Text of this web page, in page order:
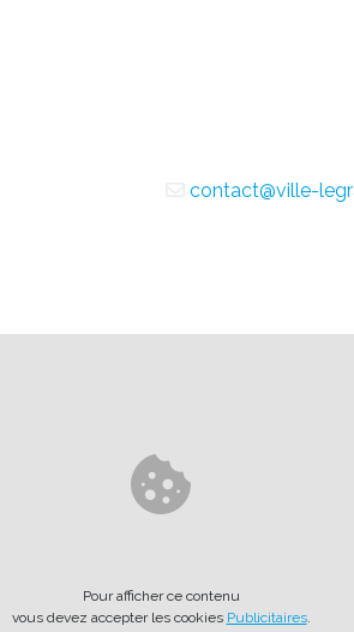
contact@ville-
Pour afficher ce contenu
vous devez accepter les cookies Publicitaires.